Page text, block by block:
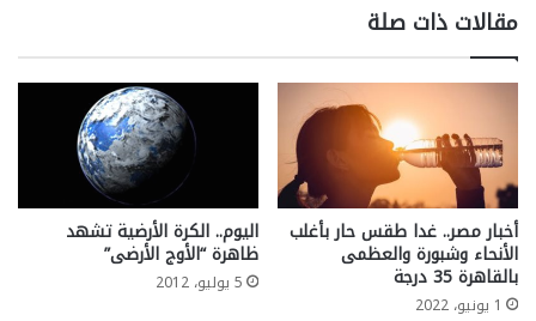
مقالات ذات صلة
أخبار مصر.. غدا طقس حار بأغلب
الأنحاء وشبورة والعظمى
بالقاهرة 35 درجة
1 يونيو، 2022
اليوم.. الكرة الأرضية تشهد
ظاهرة “الأوج الأرضى”
5 يوليو، 2012